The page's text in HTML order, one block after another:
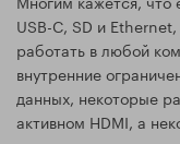
USB-C, SD и
работать в любой
внутренние
данных, некоторые
активном HDMI, а